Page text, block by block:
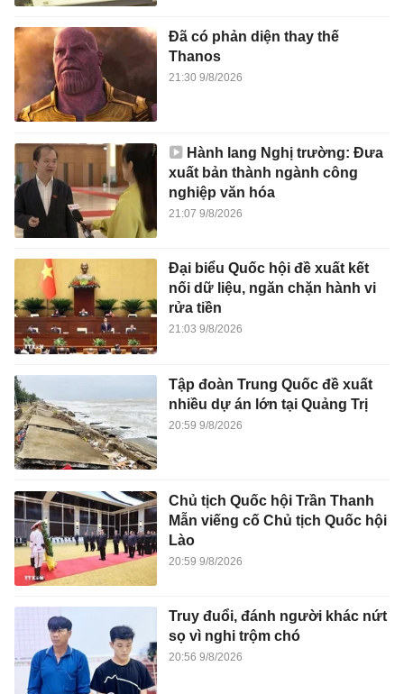
Đã có phản diện thay thế
Thanos
21:30 9/8/2026
Hành lang Nghị trường: Đưa
xuất bản thành ngành công
nghiệp văn hóa
21:07 9/8/2026
Đại biểu Quốc hội đề xuất kết
nối dữ liệu, ngăn chặn hành vi
rửa tiền
21:03 9/8/2026
Tập đoàn Trung Quốc đề xuất
nhiều dự án lớn tại Quảng Trị
20:59 9/8/2026
Chủ tịch Quốc hội Trần Thanh
Mẫn viếng cố Chủ tịch Quốc hội
Lào
20:59 9/8/2026
Truy đuổi, đánh người khác nứt
sọ vì nghi trộm chó
20:56 9/8/2026